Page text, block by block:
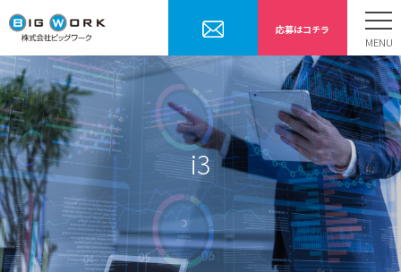
ホーム
お仕事内容
勤務までの流れ
採用情報
会社案内
お問合せ
応募はコチラ
i3